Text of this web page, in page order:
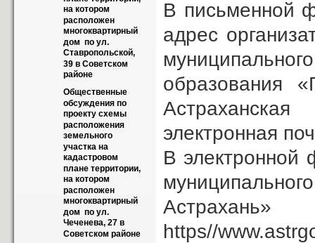
на котором
расположен
многоквартирный
дом  по ул.
Ставропольской,
39 в Советском
районе
Общественные
обсуждения по
проекту схемы
расположения
земельного
участка на
кадастровом
плане территории,
на котором
расположен
многоквартирный
дом  по ул.
Чеченева, 27 в
Советском районе
В письменной
адрес
образования
электронная
В электронной
https//